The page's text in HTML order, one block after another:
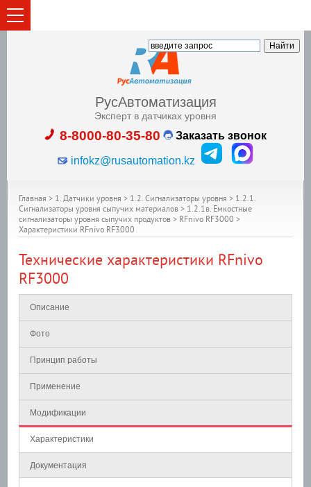
РусАвтоматизация
Эксперт в датчиках уровня
8-8000-80-35-80 Заказать звонок
infokz@rusautomation.kz
Главная > 1. Датчики уровня > 1.2. Сигнализаторы уровня > 1.2.1.
Сигнализаторы уровня сыпучих материалов > 1.2.1в. Емкостные
сигнализаторы уровня сыпучих продуктов > RFnivo RF3000 >
Характеристики RFnivo RF3000
Технические характеристики RFnivo
RF3000
Описание
Фото
Принцип работы
Применение
Модификации
Характеристики
Документация